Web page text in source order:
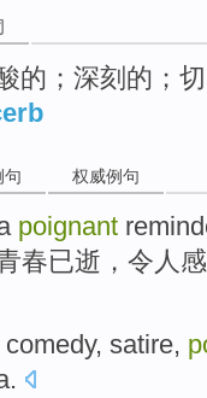
的；深刻的；
句 权威例句
poignant
春已逝， 令人
comedy, satire,